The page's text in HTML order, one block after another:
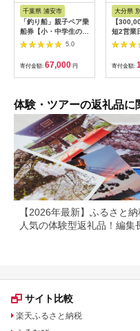
千葉県 浦安市
「釣り船」親子ペア乗
船券【小・中学生のお
子様】
5.0
寄付金額: 67,000 円
大分県
【
短2営業
別府市
助券 楽
出を！
別府市
円 30万
館 温泉
ケット
お泊り
観光 地
すすめ
約
寄付金額:
体験・ツアーの返礼品に
【2026年最新】ふるさと
人気の体験型返礼品！編集
サイト比較
楽天ふるさと納税